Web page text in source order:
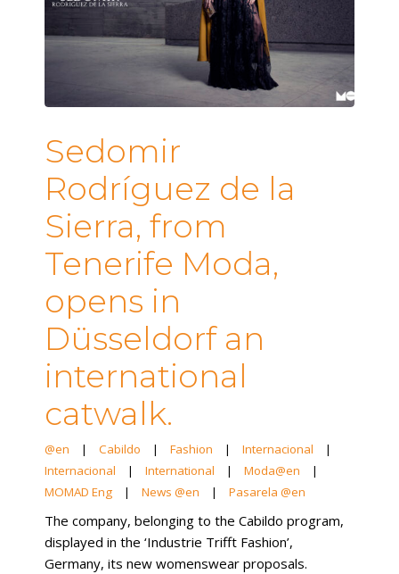
Sedomir
Rodríguez de la
Sierra, from
Tenerife Moda,
opens in
Düsseldorf an
international
catwalk.
@en | Cabildo | Fashion | Internacional
|
Internacional
| International | Moda@en
|
MOMAD Eng
| News @en | Pasarela @en
The company, belonging to the Cabildo program,
displayed in the ‘Industrie Trifft Fashion’,
Germany, its new womenswear proposals.